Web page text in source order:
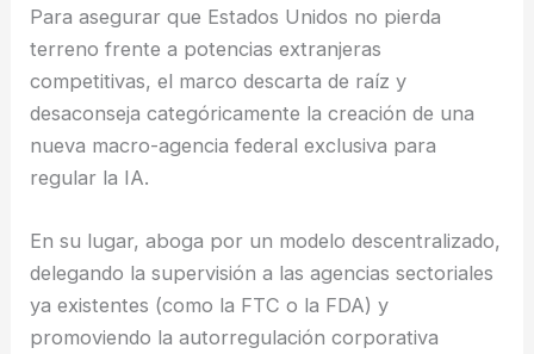
Para asegurar que Estados Unidos no pierda
terreno frente a potencias extranjeras
competitivas, el marco descarta de raíz y
desaconseja categóricamente la creación de una
nueva macro-agencia federal exclusiva para
regular la IA.
En su lugar, aboga por un modelo descentralizado,
delegando la supervisión a las agencias sectoriales
ya existentes (como la FTC o la FDA) y
promoviendo la autorregulación corporativa